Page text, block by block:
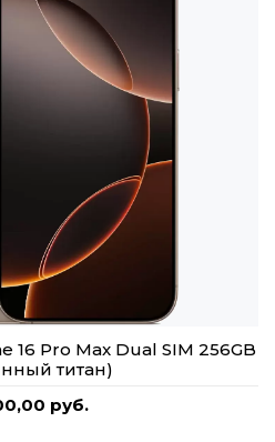
Pro Max Dual SIM 256GB
титан)
руб.